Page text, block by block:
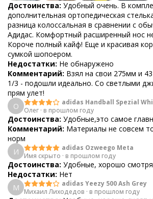
Достоинства: Удобный очень. В
дополнительная ортопедическая
разница колоссальная в сравнении с
Адидас. Комфортный расширенный нос
Короче полный кайф! Еще и красивая
сумкой шопоером.
Недостатки: Не обнаружено
Комментарий: Взял на свои 275мм и
1/3 - подошли идеально. Со светлыми
прям улет!
О
adidas Handball Spezial
Олег · в прошлом году
Достоинства: Удобные,это самое
Комментарий: Материалы не совсем
норм
И
adidas Ozweego Meta
Имя скрыто · в прошлом году
Достоинства: Удобные, хорошо
Недостатки: Нет
М
adidas Yeezy 500 Ash Grey
Михаил Лиходедов · в прошлом году